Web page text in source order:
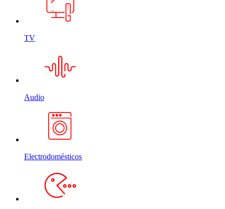
TV
Audio
Electrodomésticos